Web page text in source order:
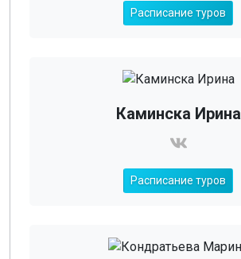
Расписание туров
Каминска Ирина
Расписание туров